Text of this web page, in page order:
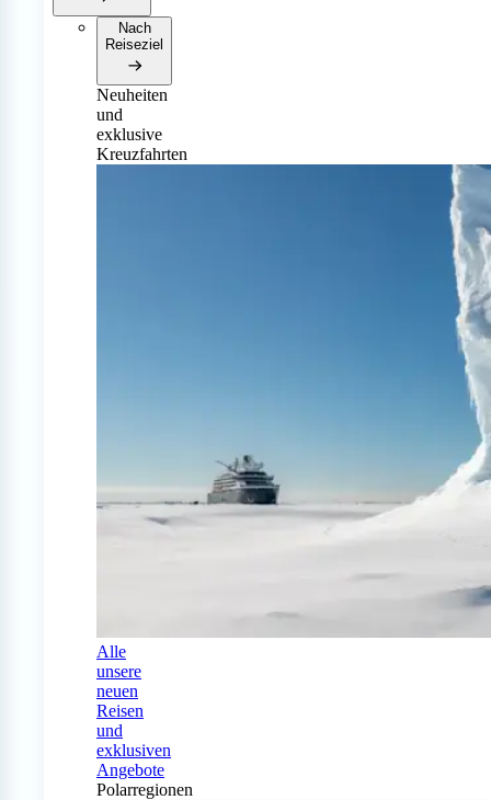
Nach
Reiseziel
Neuheiten
und
exklusive
Kreuzfahrten
Alle
unsere
neuen
Reisen
und
exklusiven
Angebote
Polarregionen